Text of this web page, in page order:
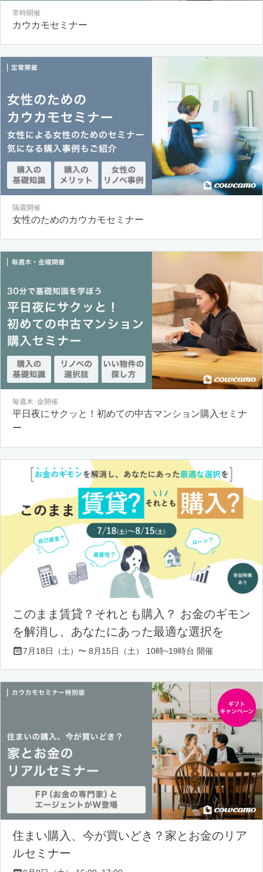
常時開催
カウカモセミナー
隔週開催
女性のためのカウカモセミナー
毎週木･金開催
平日夜にサクッと！初めての中古マンション購入セミナ
ー
このまま賃貸？それとも購入？ お金のギモン
を解消し、あなたにあった最適な選択を
7月18日（土）〜 8月15日（土） 10時~19時台 開催
住まい購入、今が買いどき？家とお金のリア
ルセミナー